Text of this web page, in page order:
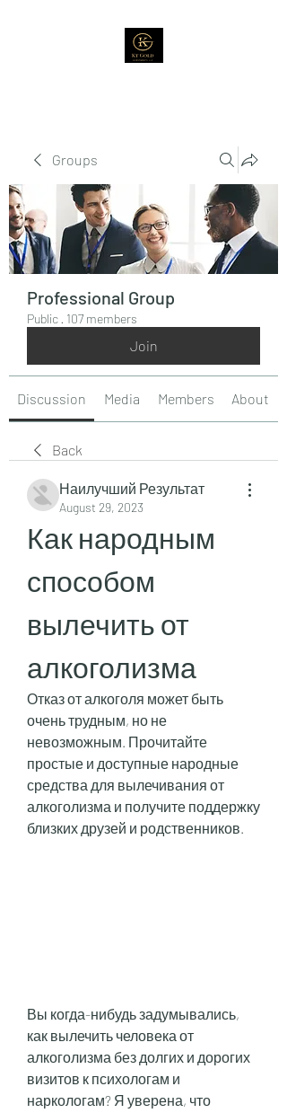
Groups
Professional Group
Public · 107 members
Join
Discussion Media Members About
Back
Наилучший Результат
August 29, 2023
Как народным
способом
вылечить от
алкоголизма
Отказ от алкоголя может быть
очень трудным, но не
невозможным. Прочитайте
простые и доступные народные
средства для вылечивания от
алкоголизма и получите поддержку
близких друзей и родственников.
Вы когда-нибудь задумывались,
как вылечить человека от
алкоголизма без долгих и дорогих
визитов к психологам и
наркологам? Я уверена, что